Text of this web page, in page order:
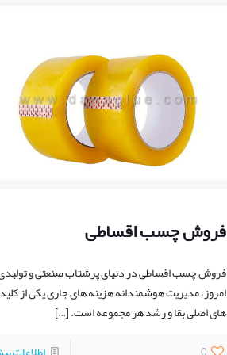
فروش چسب اقساطی
فروش چسب اقساطی در دنیای پرشتاب صنعتی و
امروز، مدیریت هوشمندانه هزینه ‌های جاری یکی از کلید
های اصلی بقا و رشد هر مجموعه است.[…]